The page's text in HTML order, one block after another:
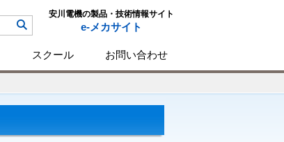
安川電機の製品・技術情報サイト
e-メカサイト
スクール お問い合わせ